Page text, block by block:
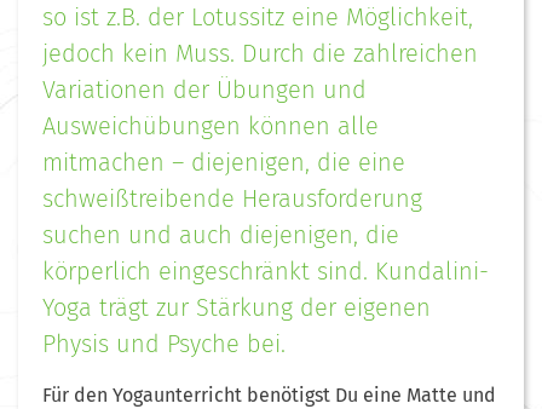
so ist z.B. der Lotussitz eine Möglichkeit,
jedoch kein Muss. Durch die zahlreichen
Variationen der Übungen und
Ausweichübungen können alle
mitmachen – diejenigen, die eine
schweißtreibende Herausforderung
suchen und auch diejenigen, die
körperlich eingeschränkt sind. Kundalini-
Yoga trägt zur Stärkung der eigenen
Physis und Psyche bei.
Für den Yogaunterricht benötigst Du eine Matte und